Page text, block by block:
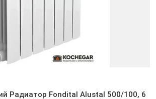
Радиатор Fondital Alustal 500/100, 6